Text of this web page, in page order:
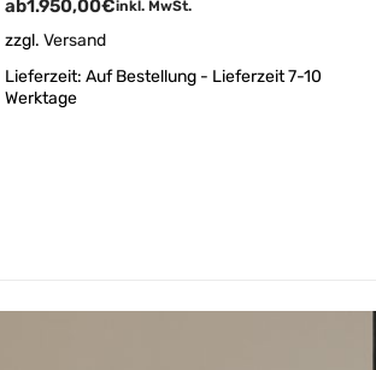
ab1.950,00€inkl. MwSt.
zzgl. Versand
Lieferzeit: Auf Bestellung - Lieferzeit 7-10
Werktage